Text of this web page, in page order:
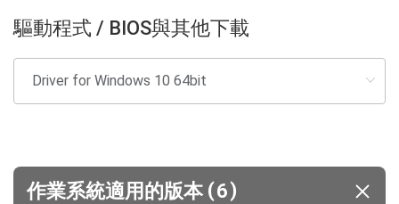
驅動程式 / BIOS與其他下載
作業系統適用的版本 (6)